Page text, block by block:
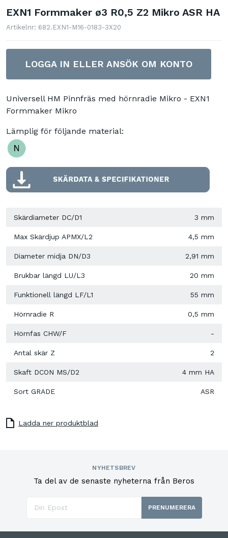
EXN1 Formmaker ø3 R0,5 Z2 Mikro ASR HA
Artikelnr: 682.EXN1-M16-0183-3X20
LOGGA IN ELLER ANSÖK OM KONTO
Universell HM Pinnfräs med hörnradie Mikro - EXN1
Formmaker Mikro
Lämplig för följande material:
Skärdiameter DC/D1 3 mm
Max Skärdjup APMX/L2 4,5 mm
Diameter midja DN/D3 2,91 mm
Brukbar längd LU/L3 20 mm
Funktionell längd LF/L1 55 mm
Hörnradie R 0,5 mm
Hörnfas CHW/F -
Antal skär Z 2
Skaft DCON MS/D2 4 mm HA
Sort GRADE ASR
Ladda ner produktblad
NYHETSBREV
Ta del av de senaste nyheterna från Beros
PRENUMERERA